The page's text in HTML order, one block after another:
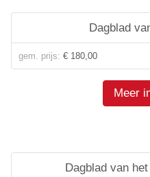
Dagblad
gem. prijs: € 180,00
Meer
Dagblad van